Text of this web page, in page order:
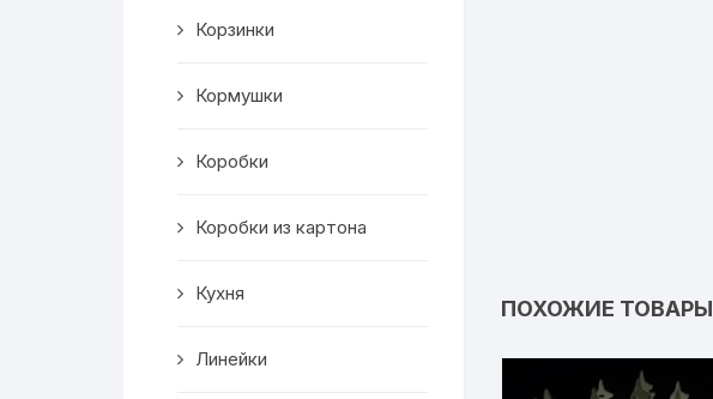
Транспорт
ПОХОЖИЕ ТОВАРЫ
Корзинки
Кормушки
Коробки
Коробки из картона
Кухня
Линейки